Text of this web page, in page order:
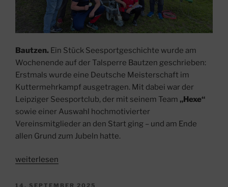
Bautzen. Ein Stück Seesportgeschichte wurde am
Wochenende auf der Talsperre Bautzen geschrieben:
Erstmals wurde eine Deutsche Meisterschaft im
Kuttermehrkampf ausgetragen. Mit dabei war der
Leipziger Seesportclub, der mit seinem Team „Hexe“
sowie einer Auswahl hochmotivierter
Vereinsmitglieder an den Start ging – und am Ende
allen Grund zum Jubeln hatte.
„Historischer
auf
weiterlesen
VERÖFFENTLICHT